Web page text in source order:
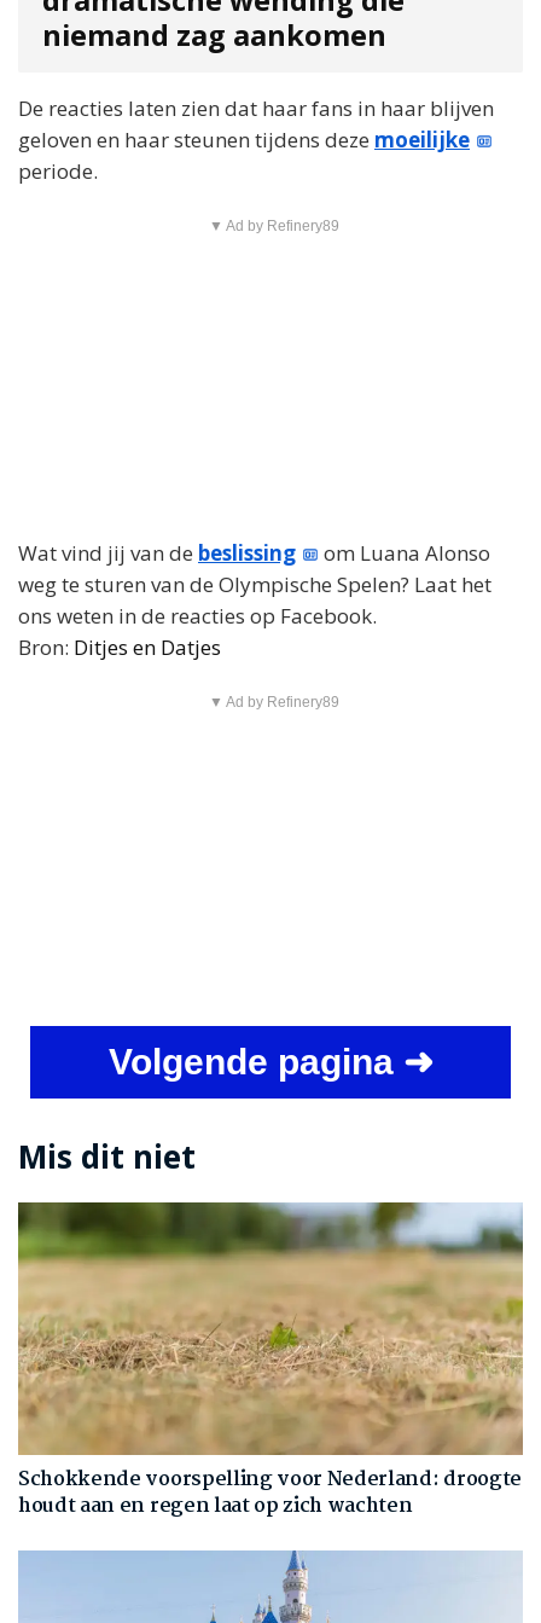
niemand zag aankomen
De reacties laten zien dat haar fans in haar blijven
geloven en haar steunen tijdens deze moeilijke
periode.
▼ Ad by Refinery89
Wat vind jij van de beslissing
om Luana Alonso
weg te sturen van de Olympische Spelen? Laat het
ons weten in de reacties op Facebook.
Bron: Ditjes en Datjes
▼ Ad by Refinery89
Volgende pagina ➜
Mis dit niet
Schokkende voorspelling voor Nederland: droogte
houdt aan en regen laat op zich wachten